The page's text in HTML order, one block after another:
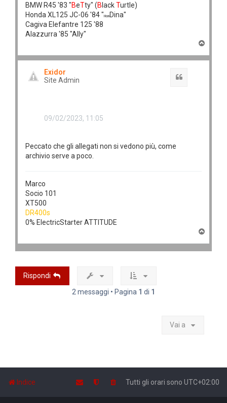
BMW R45 '83 "BeTty" (B lackTurtle)
Honda XL125 JC-06 '84 "Hon Dina"
Cagiva Elefantre 125 '88
Alazzurra '85 "Ally"
p
Exidor
Site Admin
09/02/2023, 11:05
Peccato che gli allegati non si vedono più, come
archivio serve a poco.
Marco
Socio 101
XT500
DR400s
0% ElectricStarter ATTITUDE
Rispondi
2 messaggi • Pagina 1 di 1
Vai a
Indice Tutti gli orari sono UTC+02:00